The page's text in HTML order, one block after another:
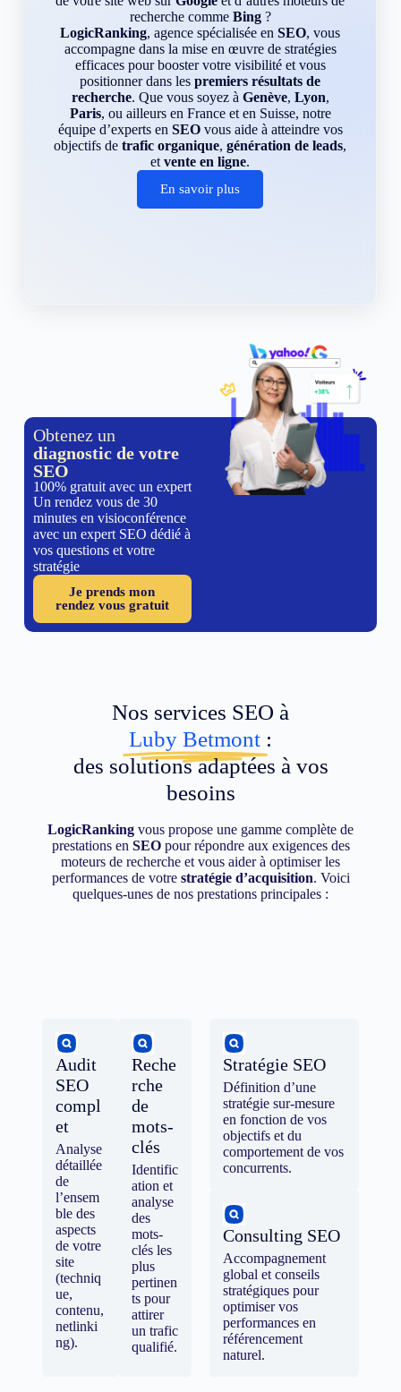
recherche comme Bing?
LogicRanking, agence spécialisée enSEO, vous
accompagne dans la mise en œuvre de stratégies
efficaces pour booster votre visibilité et vous
positionner dans lespremiers résultats de
recherche. Que vous soyez à Genève, Lyon,
Paris, ou ailleurs en France et en Suisse, notre
équipe d’experts en SEOvous aide à atteindre vos
objectifs detrafic organique,génération de leads,
etvente en ligne.
En savoir plus
Obtenez un
diagnostic de votre
SEO
100% gratuit avec un expert
Un rendez vous de 30
minutes en visioconférence
avec un expert SEO dédié à
vos questions et votre
stratégie
Je prends mon
rendez vous gratuit
Nos services SEO à
Luby Betmont :
des solutions adaptées à vos
besoins
LogicRanking vous propose une gamme complète de
prestations en SEOpour répondre aux exigences des
moteurs de recherche et vous aider à optimiser les
performances de votre stratégie d’acquisition. Voici
quelques-unes de nos prestations principales :
Audit
SEO
compl
et
Analyse
détaillée
de
l’ensem
ble des
aspects
de votre
site
(techniq
ue,
contenu,
netlinki
ng).
Reche
rche
de
mots-
clés
Identific
ation et
analyse
des
mots-
clés les
plus
pertinen
ts pour
attirer
un trafic
qualifié.
Stratégie SEO
Définition d’une
stratégie sur-mesure
en fonction de vos
objectifs et du
comportement de vos
concurrents.
Consulting SEO
Accompagnement
global et conseils
stratégiques pour
optimiser vos
performances en
référencement
naturel.